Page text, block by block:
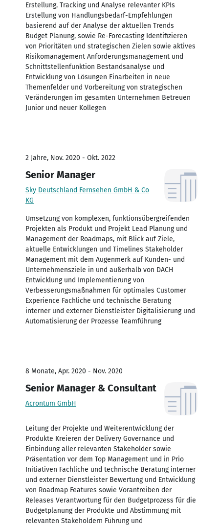
Erstellung, Tracking und Analyse relevanter KPIs
Erstellung von Handlungsbedarf-Empfehlungen
basierend auf der Analyse der aktuellen Trends
Budget Planung, sowie Re-Forecasting Identifizieren
von Prioritäten und strategischen Zielen sowie aktives
Risikomanagement Anforderungsmanagement und
Schnittstellenfunktion Bestandsanalyse und
Entwicklung von Lösungen Einarbeiten in neue
Themenfelder und Vorbereitung von strategischen
Veränderungen im gesamten Unternehmen Betreuen
Junior und neuer Kollegen
2 Jahre, Nov. 2020 - Okt. 2022
Senior Manager
Sky Deutschland Fernsehen GmbH & Co
KG
Umsetzung von komplexen, funktionsübergreifenden
Projekten als Produkt und Projekt Lead Planung und
Management der Roadmaps, mit Blick auf Ziele,
aktuelle Entwicklungen und Timelines Stakeholder
Management mit dem Augenmerk auf Kunden- und
Unternehmensziele in und außerhalb von DACH
Entwicklung und Implementierung von
Verbesserungsmaßnahmen für optimales Customer
Experience Fachliche und technische Beratung
interner und externer Dienstleister Digitalisierung und
Automatisierung der Prozesse Teamführung
8 Monate, Apr. 2020 - Nov. 2020
Senior Manager & Consultant
Acrontum GmbH
Leitung der Projekte und Weiterentwicklung der
Produkte Kreieren der Delivery Governance und
Einbindung aller relevanten Stakeholder sowie
Präsentation vor dem Top Management und in Prio
Initiativen Fachliche und technische Beratung interner
und externer Dienstleister Bewertung und Entwicklung
von Roadmap Features sowie Vorantreiben der
Releases Verantwortung für den Budgetprozess für die
Budgetplanung der Produkte und Abstimmung mit
relevanten Stakeholdern Führung und